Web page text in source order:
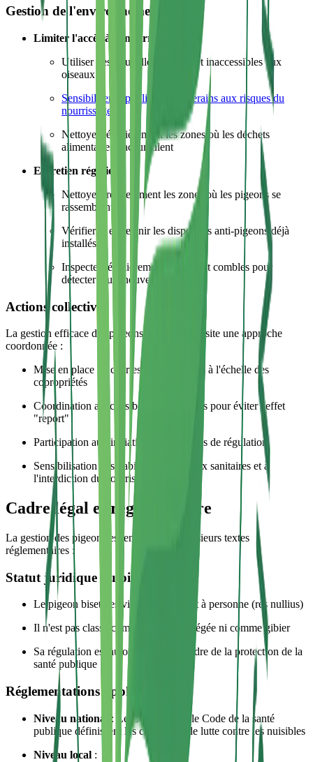
Gestion de l'environnement
Limiter l'accès à la nourriture
Utiliser des poubelles fermées et inaccessibles aux
oiseaux
Sensibiliser le public et les riverains aux risques du
nourrissage
Nettoyer régulièrement les zones où les déchets
alimentaires s'accumulent
Entretien régulier
Nettoyer fréquemment les zones où les pigeons se
rassemblent
Vérifier et entretenir les dispositifs anti-pigeons déjà
installés
Inspecter régulièrement les toits et combles pour
détecter toute nouvelle intrusion
Actions collectives
La gestion efficace des pigeons urbains nécessite une approche
coordonnée :
Mise en place de chartes ou règlements à l'échelle des
copropriétés
Coordination avec les bâtiments voisins pour éviter l'effet
"report"
Participation aux initiatives municipales de régulation
Sensibilisation des habitants aux enjeux sanitaires et à
l'interdiction du nourrissage
Cadre légal et réglementaire
La gestion des pigeons est encadrée par plusieurs textes
réglementaires :
Statut juridique du pigeon
Le pigeon biset des villes n'appartient à personne (res nullius)
Il n'est pas classé comme espèce protégée ni comme gibier
Sa régulation est autorisée dans le cadre de la protection de la
santé publique
Réglementations applicables
Niveau national
: Le Code rural et le Code de la santé
publique définissent les conditions de lutte contre les nuisibles
Niveau local :